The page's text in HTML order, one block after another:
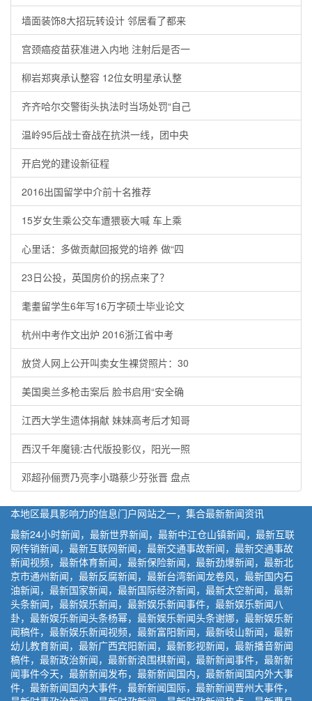
墙面装饰8大招玩转设计 邻居看了都来
宫颈癌疫苗获准进入内地 注射后是否一
柳岩郑爽承认整容 12位女明星承认整
齐齐哈尔交警街头执法时当场处罚“自己
温岭95后战士奋战在抗洪一线，团中央
开启党的建设新征程
2016出国留学中介前十名推荐
15岁女生乘公交车遭猥亵大喊 车上乘
心里话：多做贡献回报党的培养 做“四
23日公投，英国房价的拐点来了？
耄耋留学生6年写16万字硕士毕业论文
杭州中考作文出炉 2016浙江省中考
放贷人网上公开叫卖女生裸贷照片：30
美国奥兰多枪击案后 脸书启用“安全确
江西大学生遗体捐献 妹妹高考后才知哥
西汉千年魔镜:古代版投影仪，阳光一照
邓超孙俪贾乃亮李小璐蔡少芬张晋 盘点
本地区最具影响力的信息门户网站之一，集合最新新闻资讯
最新24小时新闻，最新世界新闻，最新中江仓山镇新闻，最新互联
网传销新闻，最新互联网新闻，最新交通事故新闻，最新交通事故
新闻视频，最新体育新闻，最新保险新闻，最新劲爆新闻，最新北
京市通州新闻，最新反腐新闻，最新台湾新闻龙卷风，最新国内石
油新闻，最新国家新闻，最新国际经济新闻，最新太空新闻，最新
头条新闻，最新娱乐新闻，最新娱乐新闻事件，最新娱乐新闻八
卦，最新娱乐新闻头条杨幂，最新娱乐新闻头条谢娜，最新娱乐新
闻稿件，最新娱乐新闻视频，最新富阳新闻，最新岐山新闻，最新
幼儿教育新闻，最新广西宾阳新闻，最新影视新闻，最新播音新闻
稿件，最新政治新闻，最新新浪围棋新闻，最新新闻事件，最新新
闻事件今天，最新新闻发布，最新新闻国内，最新新闻国内外大事
件，最新新闻国内大事件，最新新闻国际，最新新闻晋州大事件，